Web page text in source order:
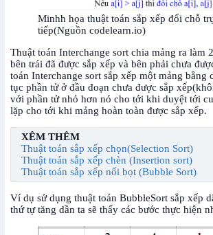
Minhh họa thuật toán sắp xếp đổi chỗ
tiếp(Nguồn codelearn.io)
Thuật toán Interchange sort chia mảng ra làm
bên trái đã được sắp xếp và bên phải chưa
toán Interchange sort sắp xếp một mảng bằng
tục phần tử ở đầu đoạn chưa được sắp
với phần tử nhỏ hơn nó cho tới khi duyệt tới
lặp cho tới khi mảng hoàn toàn được sắp xếp.
XÊM THÊM
Thuật toán sắp xếp chọn(Selection Sort)
Thuật toán sắp xếp chèn (Insertion sort)
Thuật toán sắp xếp nổi bọt (Bubble Sort)
Ví dụ sử dụng thuật toán BubbleSort sắp xếp
thứ tự tăng dần ta sẽ thấy các bước thực hiện